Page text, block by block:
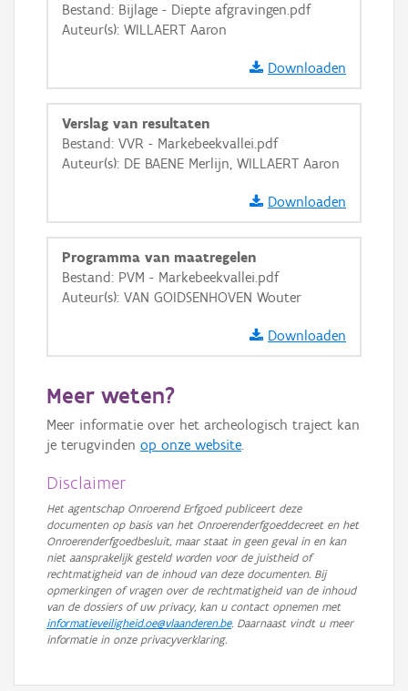
+ −
Basis Lagen
Ortho
GRB-Basiskaart
GRB-Basiskaart in grijswaarden
Bestand: Bijlage - Diepte afgravingen.pdf
Auteur(s): WILLAERT Aaron
Downloaden
Verslag van resultaten
Bestand: VVR - Markebeekvallei.pdf
Auteur(s): DE BAENE Merlijn, WILLAERT Aaron
Downloaden
Programma van maatregelen
Bestand: PVM - Markebeekvallei.pdf
Auteur(s): VAN GOIDSENHOVEN Wouter
Downloaden
Meer weten?
Meer informatie over het archeologisch traject kan
je terugvinden op onze website.
Disclaimer
Het agentschap Onroerend Erfgoed publiceert deze
documenten op basis van het Onroerenderfgoeddecreet en het
Onroerenderfgoedbesluit, maar staat in geen geval in en kan
niet aansprakelijk gesteld worden voor de juistheid of
rechtmatigheid van de inhoud van deze documenten. Bij
opmerkingen of vragen over de rechtmatigheid van de inhoud
van de dossiers of uw privacy, kan u contact opnemen met
informatieveiligheid.oe@vlaanderen.be. Daarnaast vindt u meer
informatie in onze privacyverklaring.